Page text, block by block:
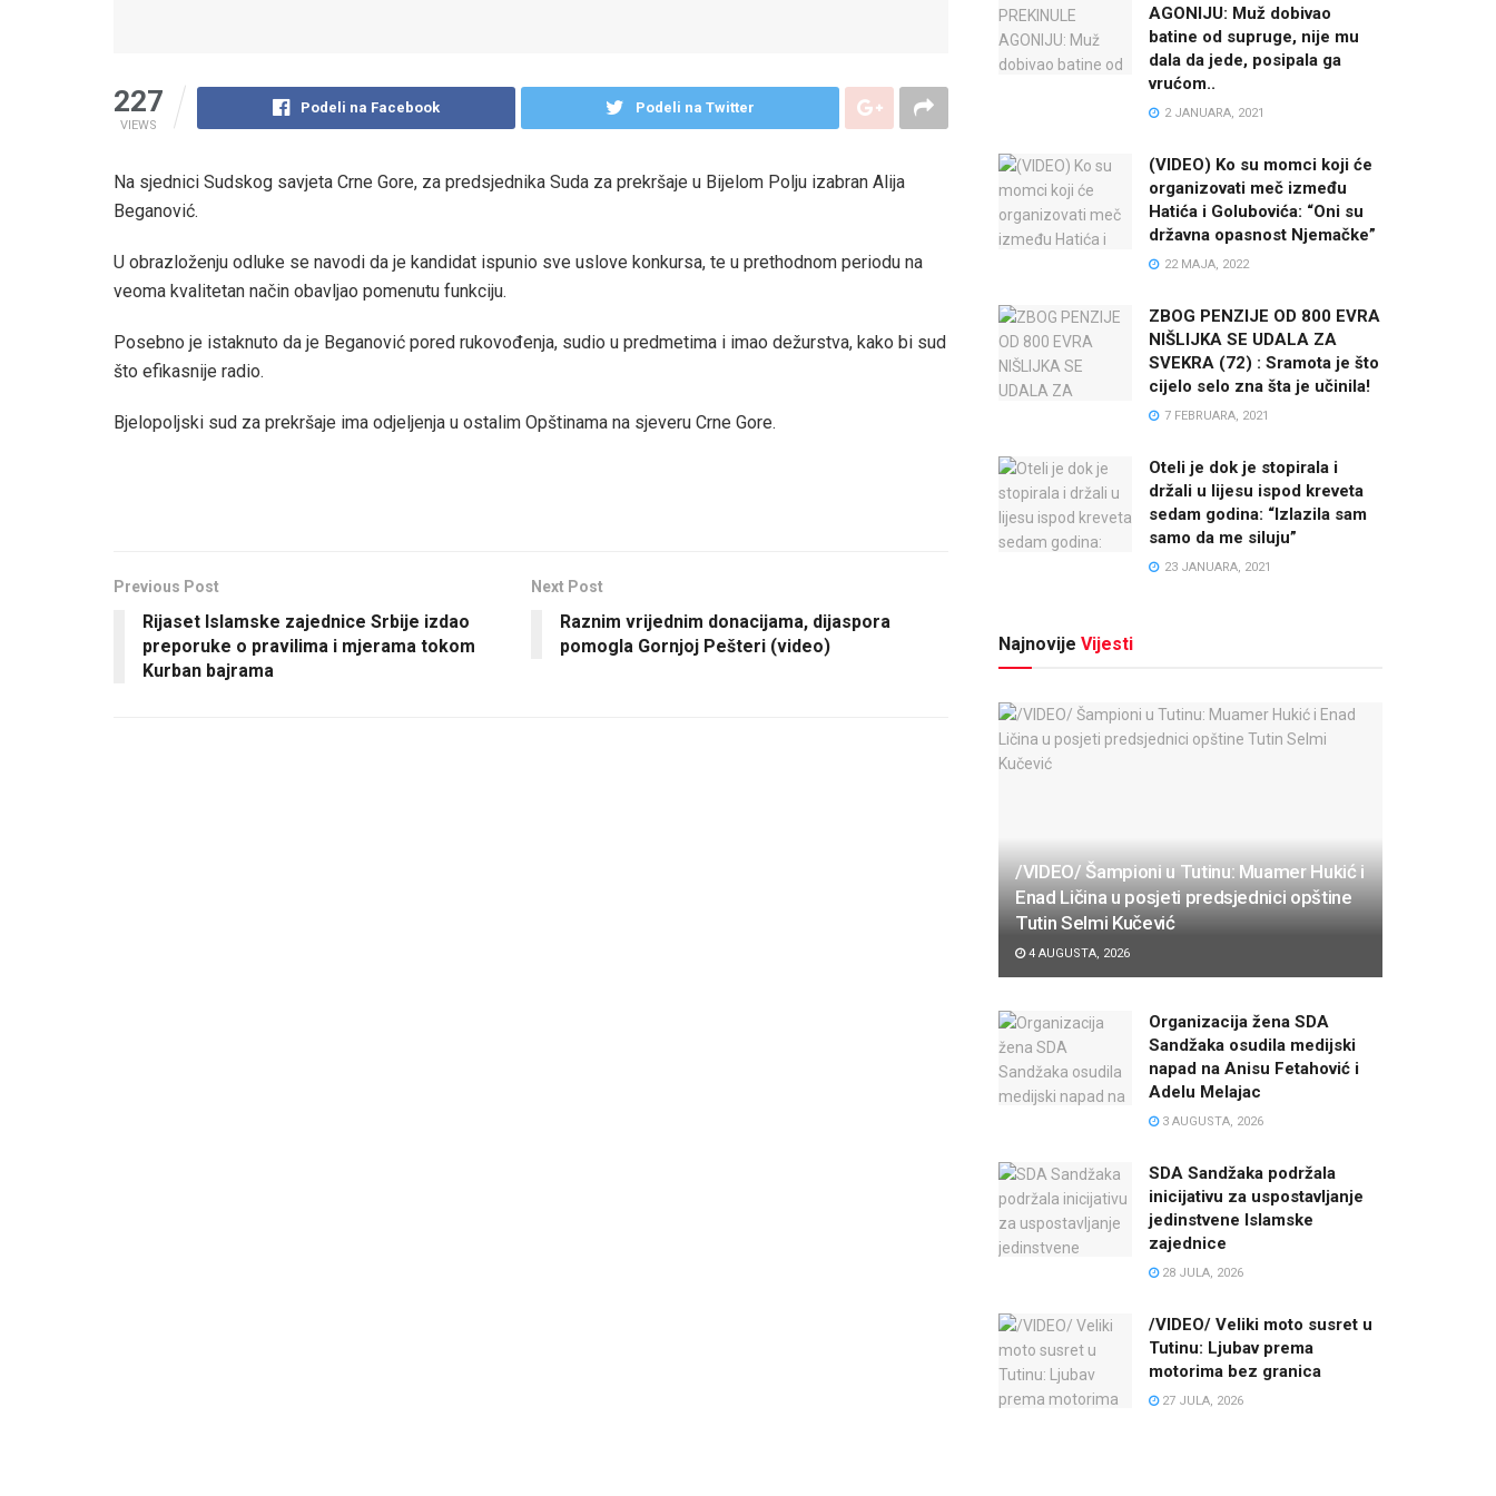
227
VIEWS
Podeli na Facebook Podeli na Twitter
Na sjednici Sudskog savjeta Crne Gore, za predsjednika Suda za prekršaje u Bijelom Polju izabran Alija
Beganović.
U obrazloženju odluke se navodi da je kandidat ispunio sve uslove konkursa, te u prethodnom periodu na
veoma kvalitetan način obavljao pomenutu funkciju.
Posebno je istaknuto da je Beganović pored rukovođenja, sudio u predmetima i imao dežurstva, kako bi sud
što efikasnije radio.
Bjelopoljski sud za prekršaje ima odjeljenja u ostalim Opštinama na sjeveru Crne Gore.
Previous Post
Rijaset Islamske zajednice Srbije izdao
preporuke o pravilima i mjerama tokom
Kurban bajrama
Next Post
Raznim vrijednim donacijama, dijaspora
pomogla Gornjoj Pešteri (video)
AGONIJU: Muž dobivao
batine od supruge, nije mu
dala da jede, posipala ga
vrućom..
2 JANUARA, 2021
(VIDEO) Ko su momci koji će
organizovati meč između
Hatića i Golubovića: “Oni su
državna opasnost Njemačke”
22 MAJA, 2022
ZBOG PENZIJE OD 800 EVRA
NIŠLIJKA SE UDALA ZA
SVEKRA (72) : Sramota je što
cijelo selo zna šta je učinila!
7 FEBRUARA, 2021
Oteli je dok je stopirala i
držali u lijesu ispod kreveta
sedam godina: “Izlazila sam
samo da me siluju”
23 JANUARA, 2021
Najnovije Vijesti
/VIDEO/ Šampioni u Tutinu: Muamer Hukić i
Enad Ličina u posjeti predsjednici opštine
Tutin Selmi Kučević
4 AUGUSTA, 2026
Organizacija žena SDA
Sandžaka osudila medijski
napad na Anisu Fetahović i
Adelu Melajac
3 AUGUSTA, 2026
SDA Sandžaka podržala
inicijativu za uspostavljanje
jedinstvene Islamske
zajednice
28 JULA, 2026
/VIDEO/ Veliki moto susret u
Tutinu: Ljubav prema
motorima bez granica
27 JULA, 2026